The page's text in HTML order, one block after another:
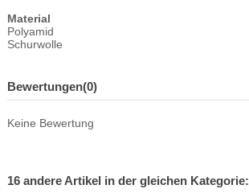
Material
Polyamid
Schurwolle
Bewertungen(0)
Keine Bewertung
16 andere Artikel in der gleichen Kategorie: